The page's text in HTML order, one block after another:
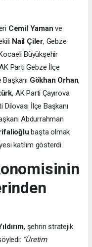
Cemil Yaman ve
Nail Çiler, Gebze
Büyükşehir
Parti Gebze İlçe
Gökhan Orhan,
, AK Parti Çayırova
Dilovası İlçe Başkanı
Abdurrahman
başta olmak
katılım gösterdi.
, şehrin stratejik
“Üretim